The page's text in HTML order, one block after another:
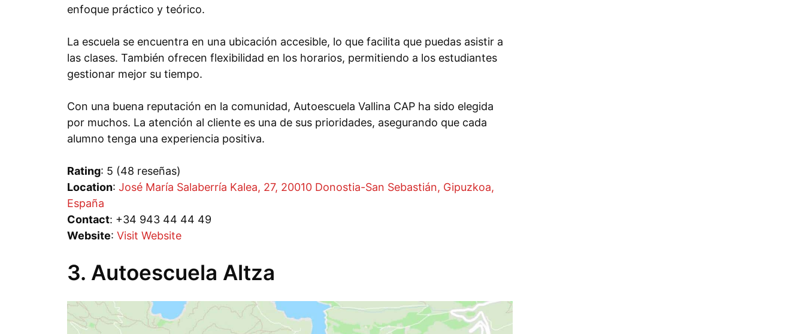
enfoque práctico y teórico.
La escuela se encuentra en una ubicación accesible, lo que facilita que puedas asistir a
las clases. También ofrecen flexibilidad en los horarios, permitiendo a los estudiantes
gestionar mejor su tiempo.
Con una buena reputación en la comunidad, Autoescuela Vallina CAP ha sido elegida
por muchos. La atención al cliente es una de sus prioridades, asegurando que cada
alumno tenga una experiencia positiva.
Rating: 5 (48 reseñas)
Location: José María Salaberría Kalea, 27, 20010 Donostia-San Sebastián, Gipuzkoa,
España
Contact: +34 943 44 44 49
Website: Visit Website
3. Autoescuela Altza